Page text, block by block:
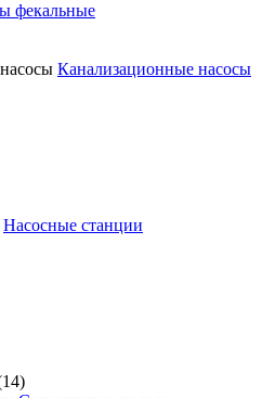
фекальные
Канализационные насосы
Насосные станции